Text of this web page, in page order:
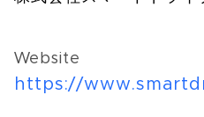
Website
https://